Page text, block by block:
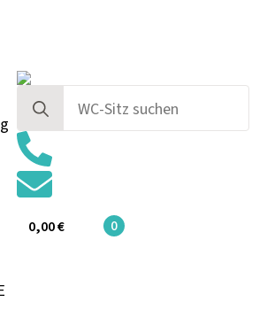
Search
for:
0,00€ 0